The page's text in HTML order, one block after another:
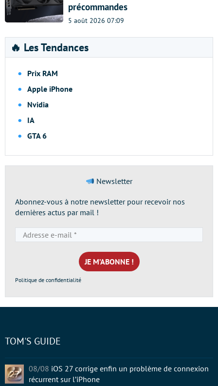
précommandes
5 août 2026 07:09
🔥 Les Tendances
Prix RAM
Apple iPhone
Nvidia
IA
GTA 6
Newsletter
Abonnez-vous à notre newsletter pour recevoir nos
dernières actus par mail !
e-
mail
*
Politique de confidentialité
TOM'S GUIDE
08/08 iOS 27 corrige enfin un problème de connexion
récurrent sur l’iPhone